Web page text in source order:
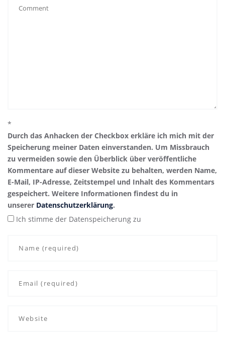
*
Durch das Anhacken der Checkbox erkläre ich mich mit der
Speicherung meiner Daten einverstanden. Um Missbrauch
zu vermeiden sowie den Überblick über veröffentliche
Kommentare auf dieser Website zu behalten, werden Name,
E-Mail, IP-Adresse, Zeitstempel und Inhalt des Kommentars
gespeichert. Weitere Informationen findest du in
unserer Datenschutzerklärung.
Ich stimme der Datenspeicherung zu